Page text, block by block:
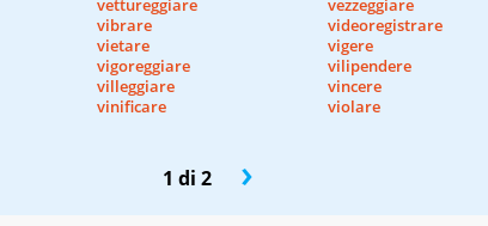
vibrare
videoregistrare
vietare
vigere
vigoreggiare
vilipendere
villeggiare
vincere
vinificare violare
1 di 2 ›